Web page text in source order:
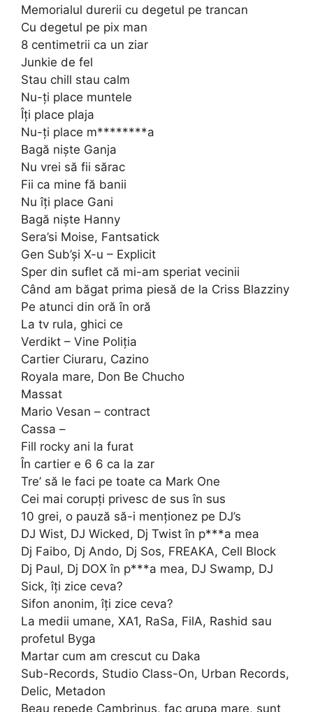
Memorialul durerii cu degetul pe trancan
Cu degetul pe pix man
8 centimetrii ca un ziar
Junkie de fel
Stau chill stau calm
Nu-ți place muntele
Îți place plaja
Nu-ți place m********a
Bagă niște Ganja
Nu vrei să fii sărac
Fii ca mine fă banii
Nu îți place Gani
Bagă niște Hanny
Sera’si Moise, Fantsatick
Gen Sub’și X-u – Explicit
Sper din suflet că mi-am speriat vecinii
Când am băgat prima piesă de la Criss Blazziny
Pe atunci din oră în oră
La tv rula, ghici ce
Verdikt – Vine Poliția
Cartier Ciuraru, Cazino
Royala mare, Don Be Chucho
Massat
Mario Vesan – contract
Cassa –
Fill rocky ani la furat
În cartier e 6 6 ca la zar
Tre’ să le faci pe toate ca Mark One
Cei mai corupți privesc de sus în sus
10 grei, o pauză să-i menționez pe DJ’s
DJ Wist, DJ Wicked, Dj Twist în p***a mea
Dj Faibo, Dj Ando, Dj Sos, FREAKA, Cell Block
Dj Paul, Dj DOX în p***a mea, DJ Swamp, DJ
Sick, îți zice ceva?
Sifon anonim, îți zice ceva?
La medii umane, XA1, RaSa, FilA, Rashid sau
profetul Byga
Martar cum am crescut cu Daka
Sub-Records, Studio Class-On, Urban Records,
Delic, Metadon
Beau repede Cambrinus, fac grupa mare, sunt